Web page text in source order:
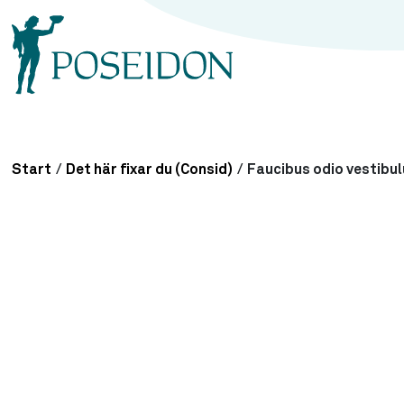
Start / Det här fixar du (Consid) / Faucibus odio